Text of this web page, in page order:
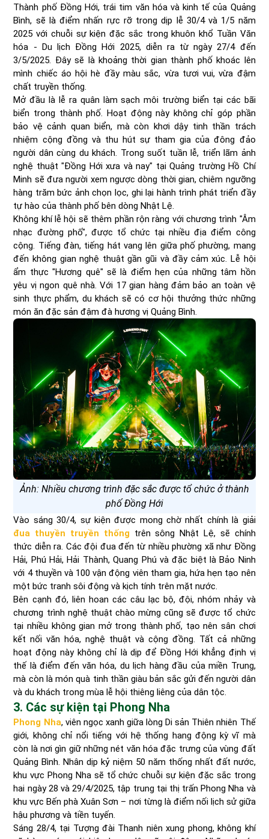
Thành phố Đồng Hới, trái tim văn hóa và kinh tế của Quảng
Bình, sẽ là điểm nhấn rực rỡ trong dịp lễ 30/4 và 1/5 năm
2025 với chuỗi sự kiện đặc sắc trong khuôn khổ Tuần Văn
hóa - Du lịch Đồng Hới 2025, diễn ra từ ngày 27/4 đến
3/5/2025. Đây sẽ là khoảng thời gian thành phố khoác lên
mình chiếc áo hội hè đầy màu sắc, vừa tươi vui, vừa đậm
chất truyền thống.
Mở đầu là lễ ra quân làm sạch môi trường biển tại các bãi
biển trong thành phố. Hoạt động này không chỉ góp phần
bảo vệ cảnh quan biển, mà còn khơi dậy tinh thần trách
nhiệm cộng đồng và thu hút sự tham gia của đông đảo
người dân cùng du khách. Trong suốt tuần lễ, triển lãm ảnh
nghệ thuật "Đồng Hới xưa và nay" tại Quảng trường Hồ Chí
Minh sẽ đưa người xem ngược dòng thời gian, chiêm ngưỡng
hàng trăm bức ảnh chọn lọc, ghi lại hành trình phát triển đầy
tự hào của thành phố bên dòng Nhật Lệ.
Không khí lễ hội sẽ thêm phần rộn ràng với chương trình "Âm
nhạc đường phố", được tổ chức tại nhiều địa điểm công
cộng. Tiếng đàn, tiếng hát vang lên giữa phố phường, mang
đến không gian nghệ thuật gần gũi và đầy cảm xúc. Lễ hội
ẩm thực "Hương quê" sẽ là điểm hẹn của những tâm hồn
yêu vị ngon quê nhà. Với 17 gian hàng đảm bảo an toàn vệ
sinh thực phẩm, du khách sẽ có cơ hội thưởng thức những
món ăn đặc sản đậm đà hương vị Quảng Bình.
Ảnh: Nhiều chương trình đặc sắc được tổ chức ở thành
phố Đồng Hới
Vào sáng 30/4, sự kiện được mong chờ nhất chính là giải
đua thuyền truyền thốngtrên sông Nhật Lệ, sẽ chính
thức diễn ra. Các đội đua đến từ nhiều phường xã như Đồng
Hải, Phú Hải, Hải Thành, Quang Phú và đặc biệt là Bảo Ninh
với 4 thuyền và 100 vận động viên tham gia, hứa hẹn tạo nên
một bức tranh sôi động và kịch tính trên mặt nước.
Bên cạnh đó, liên hoan các câu lạc bộ, đội, nhóm nhảy và
chương trình nghệ thuật chào mừng cũng sẽ được tổ chức
tại nhiều không gian mở trong thành phố, tạo nên sân chơi
kết nối văn hóa, nghệ thuật và cộng đồng. Tất cả những
hoạt động này không chỉ là dịp để Đồng Hới khẳng định vị
thế là điểm đến văn hóa, du lịch hàng đầu của miền Trung,
mà còn là món quà tinh thần giàu bản sắc gửi đến người dân
và du khách trong mùa lễ hội thiêng liêng của dân tộc.
3. Các sự kiện tại Phong Nha
Phong Nha, viên ngọc xanh giữa lòng Di sản Thiên nhiên Thế
giới, không chỉ nổi tiếng với hệ thống hang động kỳ vĩ mà
còn là nơi gìn giữ những nét văn hóa đặc trưng của vùng đất
Quảng Bình. Nhân dịp kỷ niệm 50 năm thống nhất đất nước,
khu vực Phong Nha sẽ tổ chức chuỗi sự kiện đặc sắc trong
hai ngày 28 và 29/4/2025, tập trung tại thị trấn Phong Nha và
khu vực Bến phà Xuân Sơn – nơi từng là điểm nối lịch sử giữa
hậu phương và tiền tuyến.
Sáng 28/4, tại Tượng đài Thanh niên xung phong, không khí